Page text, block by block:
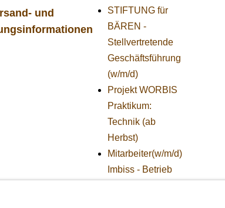
und
STIFTUNG für
BÄREN -
Stellvertretende
Geschäftsführung
(w/m/d)
Projekt WORBIS
Praktikum:
Technik (ab
Herbst)
Mitarbeiter(w/m/d)
Imbiss - Betrieb